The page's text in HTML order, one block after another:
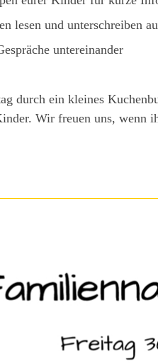
lesen und unterschreiben
untereinander
durch ein kleines
Wir freuen uns, wenn